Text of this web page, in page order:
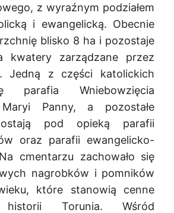
z wyraźnym podziałem
i ewangelicką. Obecnie
blisko 8 ha i pozostaje
kwatery zarządzane przez
Jedną z części katolickich
parafia Wniebowzięcia
Maryi Panny, a pozostałe
pod opieką parafii
oraz parafii ewangelicko-
cmentarzu zachowało się
nagrobków i pomników
które stanowią cenne
historii Torunia. Wśród